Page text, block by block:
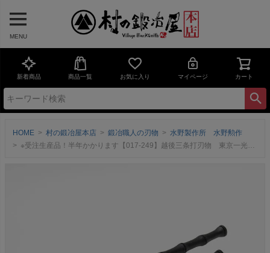
MENU
新着商品 商品一覧 お気に入り マイページ カート
HOME 村の鍛冶屋本店 鍛冶職人の刃物
水野製作所 水野勲作
※受注生産品！半年かかります【017-249】越後三条打刃物 東京一光 掴箸黒染 竹シリーズ 90mm ＜三条市製｜水野製作所＞握りやすさと高い意匠性を両立する竹シリーズ【頑張って送料無料！】